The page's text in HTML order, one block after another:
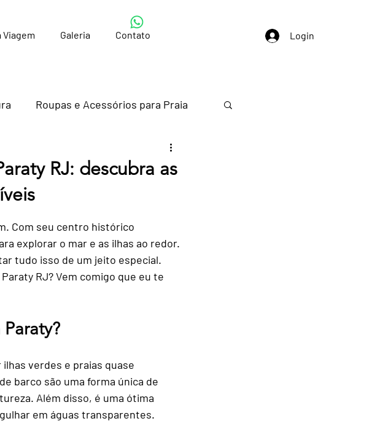
Viagem Galeria Contato Login
Roupas e Acessórios para Praia
RJ: descubra as
Com seu centro histórico
explorar o mar e as ilhas ao redor.
tudo isso de um jeito especial.
RJ? Vem comigo que eu te
verdes e praias quase
barco são uma forma única de
Além disso, é uma ótima
em águas transparentes.